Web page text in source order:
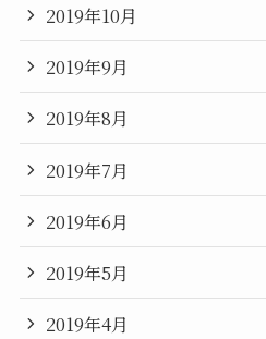
2019年10月
2019年9月
2019年8月
2019年7月
2019年6月
2019年5月
2019年4月